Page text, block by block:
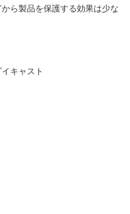
ら製品を保護する効果は少な
キャスト